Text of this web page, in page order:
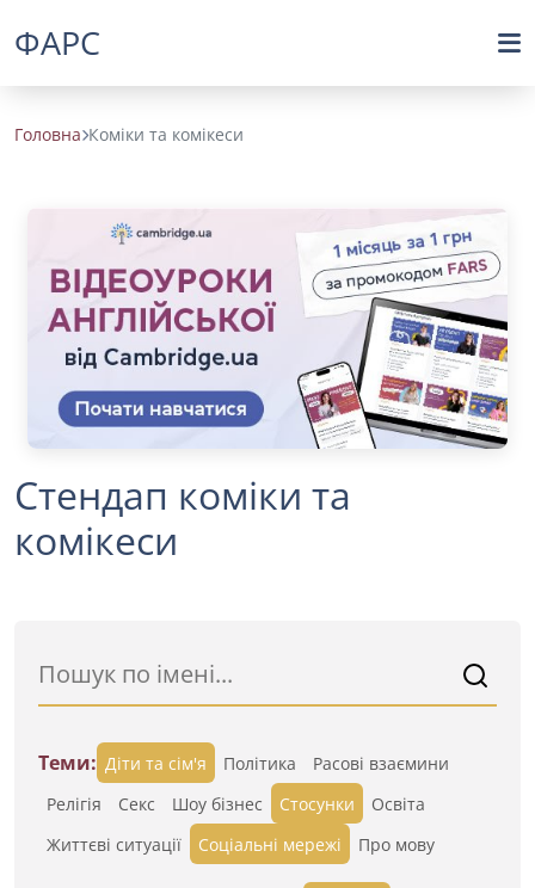
ФАРС
Головна Коміки та комікеси
Стендап коміки та
комікеси
Теми: Діти та сім'я Політика
Расові взаємини
Релігія
Секс Шоу бізнес Стосунки
Освіта
Життєві ситуації
Cоціальні мережі Про мову